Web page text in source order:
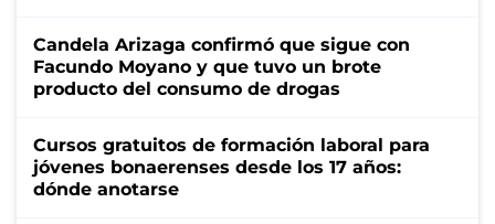
Candela Arizaga confirmó que sigue con
Facundo Moyano y que tuvo un brote
producto del consumo de drogas
Cursos gratuitos de formación laboral para
jóvenes bonaerenses desde los 17 años:
dónde anotarse